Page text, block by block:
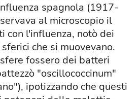
spagnola (1917-
al microscopio il
con l'influenza, notò dei
che si muovevano.
fossero dei batteri
"oscillococcinum"
ipotizzando che questi